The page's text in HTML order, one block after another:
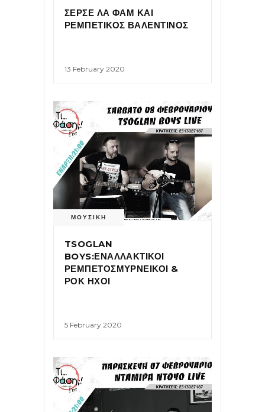
ΣΕΡΣΕ ΛΑ ΦΑΜ ΚΑΙ
ΡΕΜΠΕΤΙΚΟΣ ΒΑΛΕΝΤΙΝΟΣ
13 February 2020
ΜΟΥΣΙΚΗ
TSOGLAN
BOYS:ΕΝΑΛΛΑΚΤΙΚΟΙ
ΡΕΜΠΕΤΟΣΜΥΡΝΕΙΚΟΙ &
ΡΟΚ ΗΧΟΙ
5 February 2020